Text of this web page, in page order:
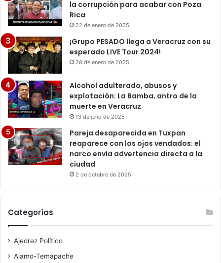
la corrupción para acabar con Poza
Rica
22 de enero de 2025
¡Grupo PESADO llega a Veracruz con su
esperado LIVE Tour 2024!
28 de enero de 2025
Alcohol adulterado, abusos y
explotación: La Bamba, antro de la
muerte en Veracruz
13 de julio de 2025
Pareja desaparecida en Tuxpan
reaparece con los ojos vendados: el
narco envía advertencia directa a la
ciudad
2 de octubre de 2025
Categorías
Ajedrez Político
Alamo-Temapache